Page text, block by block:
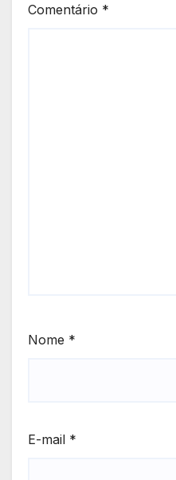
Comentário *
Nome *
E-mail *